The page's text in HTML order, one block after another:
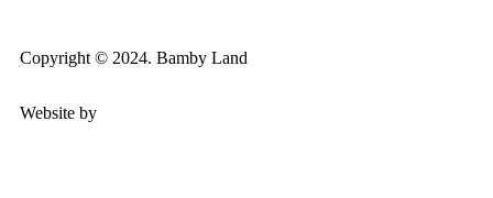
Copyright © 2024. Bamby Land
Website by